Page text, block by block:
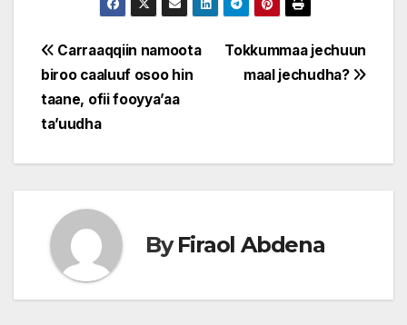
Post
navigation
Tokkummaa jechuun
maal jechudha?
Carraaqqiin namoota
biroo caaluuf osoo hin
taane, ofii fooyya’aa
ta’uudha
ByFiraol Abdena